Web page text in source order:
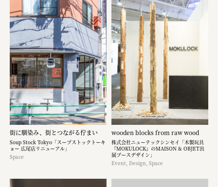
街に馴染み、街とつながる佇まい
Soup Stock Tokyo「スープストックトーキ
ョー 広尾店リニューアル」
Space
wooden blocks from raw wood
株式会社ニューテックシンセイ「木製玩具
『MOKULOCK』のMAISON & OBJET出
展ブースデザイン」
Event, Design, Space